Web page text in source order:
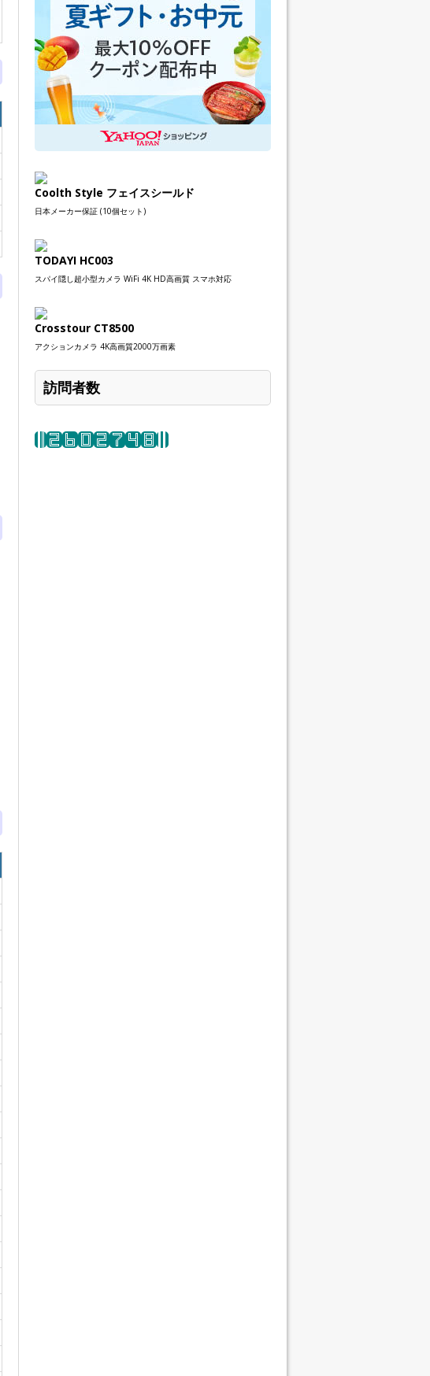
Coolth Style フェイスシールド
日本メーカー保証 (10個セット)
TODAYI HC003
スパイ隠し超小型カメラ WiFi 4K HD高画質 スマホ対応
Crosstour CT8500
アクションカメラ 4K高画質2000万画素
訪問者数